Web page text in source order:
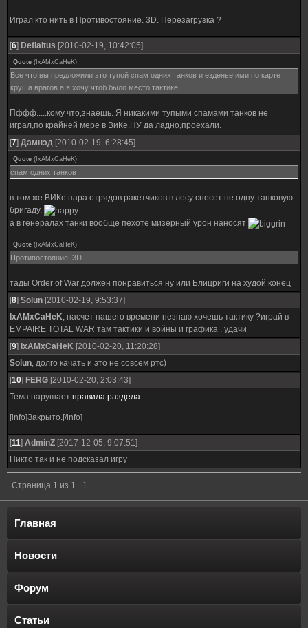
---------------------------------------------
Играл кто нить в Противостояние. 3D. Перезагрузка ?
[6] Defialtus [2010-02-19, 10:42:05]
Quote ( IxAMxCaHeK)
Все что вы предложили это тупой спам одних танков и езденье ими по карте
круша врагов а я хочу чтоб было место тактике
Пффф.....кому что,знаешь. Я никакими тупыми спамами танков не
играл,по крайней мере в ВиКе.НУ да ладно,проехали.
[7] Дамнэд [2010-02-19, 6:28:45]
Quote ( IxAMxCaHeK)
спам одних танков
в том же ВИКе пара отрядов ракетчиков в лесу снесет не одну танковую
бригаду.
а в генералах танки вообще пехоте мизерный урон наносят
Quote ( IxAMxCaHeK)
Противостояние. 3D
тады Order of War должен понравиться ну или Блицриги на худой конец
[8] Solun [2010-02-19, 9:53:37]
IxAMxCaHeK, насчет нашего времени незнаю хочешь тактику ?играй в
EMPAIRE TOTAL WAR там тактики и войны и графика . удачи
[9] IxAMxCaHeK [2010-02-20, 11:20:28]
Solun, долго качать и это не совсем ртс)
[10] FERG [2010-02-20, 2:03:43]
Тема нарушает правила раздела.
[info]Закрыто.[/info]
[11] AdminZ [2017-12-05, 9:07:51]
Никто так и не подсказал игру
Страница 1 из 1 1
Главная
Новости
Форум
Статьи